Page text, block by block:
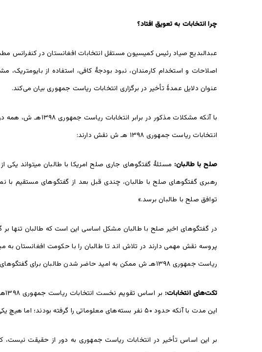
چرا انتخابات به تعویق افتاد؟
عبدالبدیع صیاد رئیس کمیسیون مستقل انتخابات افغانستان در کنفرانس
اصلاحات و استخدام کارمندان، نبود بودجۀ کافی، استفاده از
عنوان دلایل عمدۀ تأخیر در برگزاری انتخابات ریاست جمهوری بیان می‌کند.
با آنکه مشکلات
انتخابات ریاست جمهوری ۱۳۹۸ هـ ش نقش دارند:
صلح با طالبان: مسئلۀ گفتگوهای جاری صلح امریکا با طالبان میتواند یکی
رهبری گفتگوهای صلح با طالبان، چندی قبل بعد از گفتگوهای مستقیم با
توافق صلح با طالبان برسد.»
در گفتگوهای اخیر صلح با طالبان مشکل اساسی این است که طالبان تنها بر
پروسه نقش مهمی دارند در تلاش اند تا طالبان را با حکومت افغانستان
ریاست جمهوری ۱۳۹۸هـ ش ممکن به امید حاضر شدن طالبان برای گفتگوهای صلح با حکومت بوده باشد.
تکت‌های انتخابات:
این مدت با آنکه حدود ۵۰ نفر بسته‌های معلوماتی را گرفته بودند؛ اما هیچ یکی بدلیل نتوانستن تشکیل تکت انتخاباتی خویش، به ثبت‌نام حاضر نشدند.
بر این اساس تأخیر در انتخابات ریاست جمهوری به دور از حقیقت